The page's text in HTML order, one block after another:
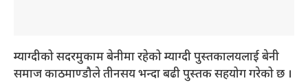
म्याग्दीको सदरमुकाम बेनीमा रहेको म्याग्दी पुस्तकालयलाई बेनी
समाज काठमाण्डौले तीनसय भन्दा बढी पुस्तक सहयोग गरेको छ ।